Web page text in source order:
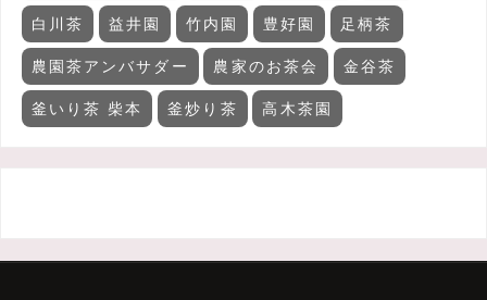
白川茶 益井園 竹内園 豊好園 足柄茶
農園茶アンバサダー 農家のお茶会 金谷茶
釜いり茶 柴本 釜炒り茶 高木茶園